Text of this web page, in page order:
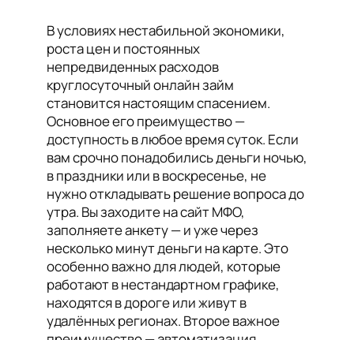
В условиях нестабильной экономики,
роста цен и постоянных
непредвиденных расходов
круглосуточный онлайн займ
становится настоящим спасением.
Основное его преимущество —
доступность в любое время суток. Если
вам срочно понадобились деньги ночью,
в праздники или в воскресенье, не
нужно откладывать решение вопроса до
утра. Вы заходите на сайт МФО,
заполняете анкету — и уже через
несколько минут деньги на карте. Это
особенно важно для людей, которые
работают в нестандартном графике,
находятся в дороге или живут в
удалённых регионах. Второе важное